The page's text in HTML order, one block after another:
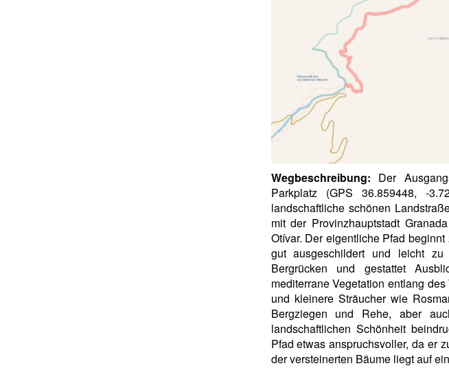
Wegbeschreibung: Der
Parkplatz (GPS 36.859448, -
landschaftliche schönen
mit der Provinzhauptstadt
Otívar. Der eigentliche Pfad
gut ausgeschildert und leicht
Bergrücken und gestattet
mediterrane Vegetation entlang
und kleinere Sträucher wie
Bergziegen und Rehe, aber
landschaftlichen Schönheit
Pfad etwas anspruchsvoller, da er
der versteinerten Bäume liegt auf